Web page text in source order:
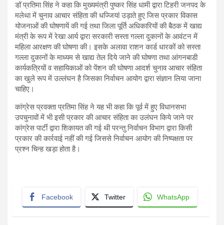
डॉ प्रतिमा सिंह ने कहा कि मुख्यमंत्री पुष्कर सिंह धामी द्वारा टिहरी जनपद के
मलेथा में चुनाव आचार संहिता की धज्जियां उड़ाते हुए जिस प्रकार विकास
योजनाओं की घोषणायें की गई तथा जिला पूर्ति अधिकारियों की बैठक में खाद्य
मंत्री के रूप में रेखा आर्य द्वारा सरकारी सस्ता गल्ला दुकानों के आवंटन में
महिला आरक्षण की घोषणा की। इसके अलावा राशन कार्ड धारकों को सस्ता
गल्ला दुकानों के माध्यम से खाद्य तेल दिये जाने की घोषणा तथा आंगनबाडी
कार्यकत्रियों व सहायिकाओं को पेंशन की घोषणा आदर्श चुनाव आचार संहिता
का खुले रूप में उल्लंघन है जिसका निर्वाचन आयोग द्वारा संज्ञान लिया जाना
चाहिए।
कांग्रेस प्रवक्ता प्रतिमा सिंह ने यह भी कहा कि पूर्व में हुए विधानसभा
उपचुनावों में भी इसी प्रकार की आचार संहिता का उलंघन किये जाने पर
कांग्रेस पार्टी द्वारा शिकायत की गई थी परन्तु निर्वाचन विभाग द्वारा किसी
प्रकार की कार्रवाई नहीं की गई जिससे निर्वाचन आयोग की निष्पक्षता पर
प्रश्न चिन्ह खड़ा होता है।
Facebook Twitter WhatsApp